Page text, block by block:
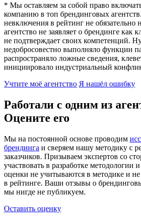
* Мы оставляем за собой право
компанию в топ брендинговых
невключения в рейтинг не обязательно
агентство не заявляет о брендинге как
не подтверждает своих компетенций.
недобросовестно выполняло функции
распространяло ложные сведения,
инициировало индустриальный
Учтите моё агентство Я нашёл ошибку
Работали с одним из
Оцените его
Мы на постоянной основе проводим
брендинга и сверяем нашу методику с
заказчиков. Призываем экспертов со
участвовать в разработке методологии
оценки не учитываются в методике и
в рейтинге. Ваши отзывы о
мы нигде не публикуем.
Оставить оценку